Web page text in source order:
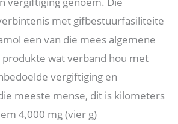
met gifbestuurfasiliteite
een van die mees algemene
wat verband hou met
vergiftiging en
meeste mense, dit is kilometers
4,000 mg (vier g)